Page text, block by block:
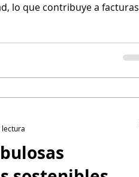
lo que contribuye a facturas
energética y ahorrar
lectura